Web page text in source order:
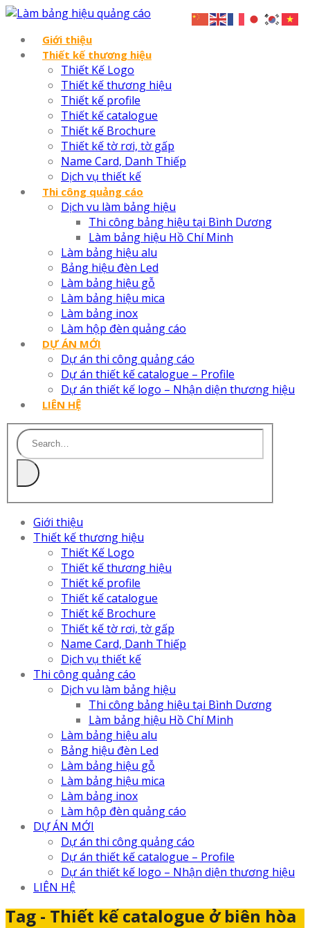
Giới thiệu
Thiết kế thương hiệu
Thiết Kế Logo
Thiết kế thương hiệu
Thiết kế profile
Thiết kế catalogue
Thiết kế Brochure
Thiết kế tờ rơi, tờ gấp
Name Card, Danh Thiếp
Dịch vụ thiết kế
Thi công quảng cáo
Dịch vu làm bảng hiệu
Thi công bảng hiệu tại Bình Dương
Làm bảng hiệu Hồ Chí Minh
Làm bảng hiệu alu
Bảng hiệu đèn Led
Làm bảng hiệu gỗ
Làm bảng hiệu mica
Làm bảng inox
Làm hộp đèn quảng cáo
DỰ ÁN MỚI
Dự án thi công quảng cáo
Dự án thiết kế catalogue – Profile
Dự án thiết kế logo – Nhận diện thương hiệu
LIÊN HỆ
Giới thiệu
Thiết kế thương hiệu
Thiết Kế Logo
Thiết kế thương hiệu
Thiết kế profile
Thiết kế catalogue
Thiết kế Brochure
Thiết kế tờ rơi, tờ gấp
Name Card, Danh Thiếp
Dịch vụ thiết kế
Thi công quảng cáo
Dịch vu làm bảng hiệu
Thi công bảng hiệu tại Bình Dương
Làm bảng hiệu Hồ Chí Minh
Làm bảng hiệu alu
Bảng hiệu đèn Led
Làm bảng hiệu gỗ
Làm bảng hiệu mica
Làm bảng inox
Làm hộp đèn quảng cáo
DỰ ÁN MỚI
Dự án thi công quảng cáo
Dự án thiết kế catalogue – Profile
Dự án thiết kế logo – Nhận diện thương hiệu
LIÊN HỆ
Tag - Thiết kế catalogue ở biên hòa